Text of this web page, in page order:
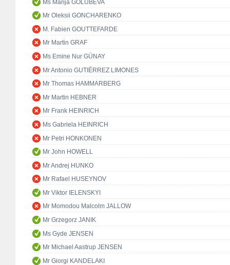
Ms Marija GOLUBEVA
Mr Oleksii GONCHARENKO
M. Fabien GOUTTEFARDE
Mr Martin GRAF
Ms Emine Nur GÜNAY
Mr Antonio GUTIÉRREZ LIMONES
Mr Thomas HAMMARBERG
Mr Martin HEBNER
Mr Frank HEINRICH
Ms Gabriela HEINRICH
Mr Petri HONKONEN
Mr John HOWELL
Mr Andrej HUNKO
Mr Rafael HUSEYNOV
Mr Viktor IELENSKYI
Mr Momodou Malcolm JALLOW
Mr Grzegorz JANIK
Ms Gyde JENSEN
Mr Michael Aastrup JENSEN
Mr Giorgi KANDELAKI